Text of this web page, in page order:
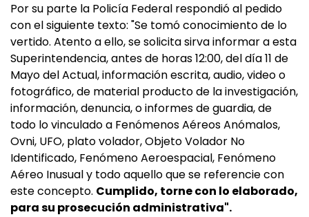
Por su parte la Policía Federal respondió al pedido
con el siguiente texto: "Se tomó conocimiento de lo
vertido. Atento a ello, se solicita sirva informar a esta
Superintendencia, antes de horas 12:00, del día 11 de
Mayo del Actual, información escrita, audio, video o
fotográfico, de material producto de la investigación,
información, denuncia, o informes de guardia, de
todo lo vinculado a Fenómenos Aéreos Anómalos,
Ovni, UFO, plato volador, Objeto Volador No
Identificado, Fenómeno Aeroespacial, Fenómeno
Aéreo Inusual y todo aquello que se referencie con
este concepto. Cumplido, torne con lo elaborado,
para su prosecución administrativa".